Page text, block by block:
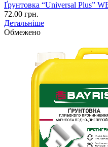
Ґрунтовка “Universal Plus”
72.00 грн.
Детальніше
Обмежено